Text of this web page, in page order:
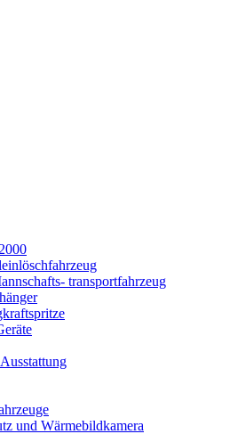
transportfahrzeug
und Wärmebildkamera